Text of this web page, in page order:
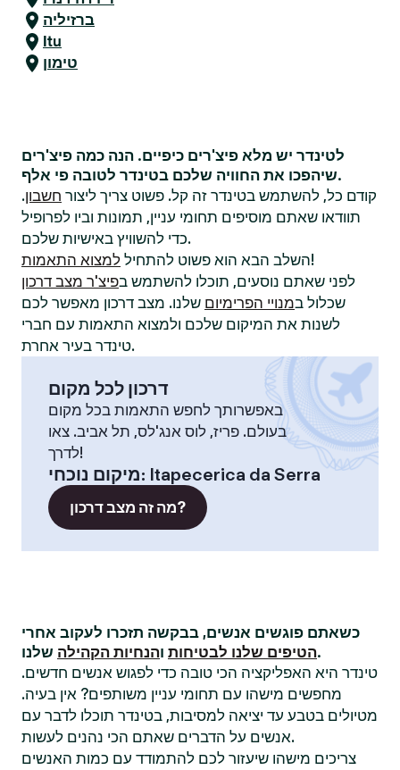
ברזיליה
Itu
טימון
לטינדר יש מלא פיצ'רים כיפיים. הנה כמה פיצ'רים
שיהפכו את החוויה שלכם בטינדר לטובה פי אלף.
קודם כל, להשתמש בטינדר זה קל. פשוט צריך ליצור חשבון.
תוודאו שאתם מוסיפים תחומי עניין, תמונות וביו לפרופיל
כדי להשוויץ באישיות שלכם.
השלב הבא הוא פשוט להתחיל למצוא התאמות
!
לפני שאתם נוסעים, תוכלו להשתמש בפיצ'ר מצב דרכון
שכלול במנויי הפרימיום שלנו. מצב דרכון מאפשר לכם
לשנות את המיקום שלכם ולמצוא התאמות עם חברי
טינדר בעיר אחרת.
דרכון לכל מקום
באפשרותך לחפש התאמות בכל מקום
בעולם. פריז, לוס אנג'לס, תל אביב. צאו
לדרך!
מיקום נוכחי: Itapecerica da Serra
מה זה מצב דרכון?
כשאתם פוגשים אנשים, בבקשה תזכרו לעקוב אחרי
הטיפים שלנו לבטיחות והנחיות הקהילה
שלנו.
טינדר היא האפליקציה הכי טובה כדי לפגוש אנשים חדשים.
מחפשים מישהו עם תחומי עניין משותפים? אין בעיה.
מטיולים בטבע עד יציאה למסיבות, בטינדר תוכלו לדבר עם
אנשים על הדברים שאתם הכי נהנים לעשות.
צריכים מישהו שיעזור לכם להתמודד עם כמות האנשים